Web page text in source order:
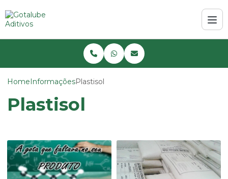
HomeInformaçõesPlastisol
Plastisol